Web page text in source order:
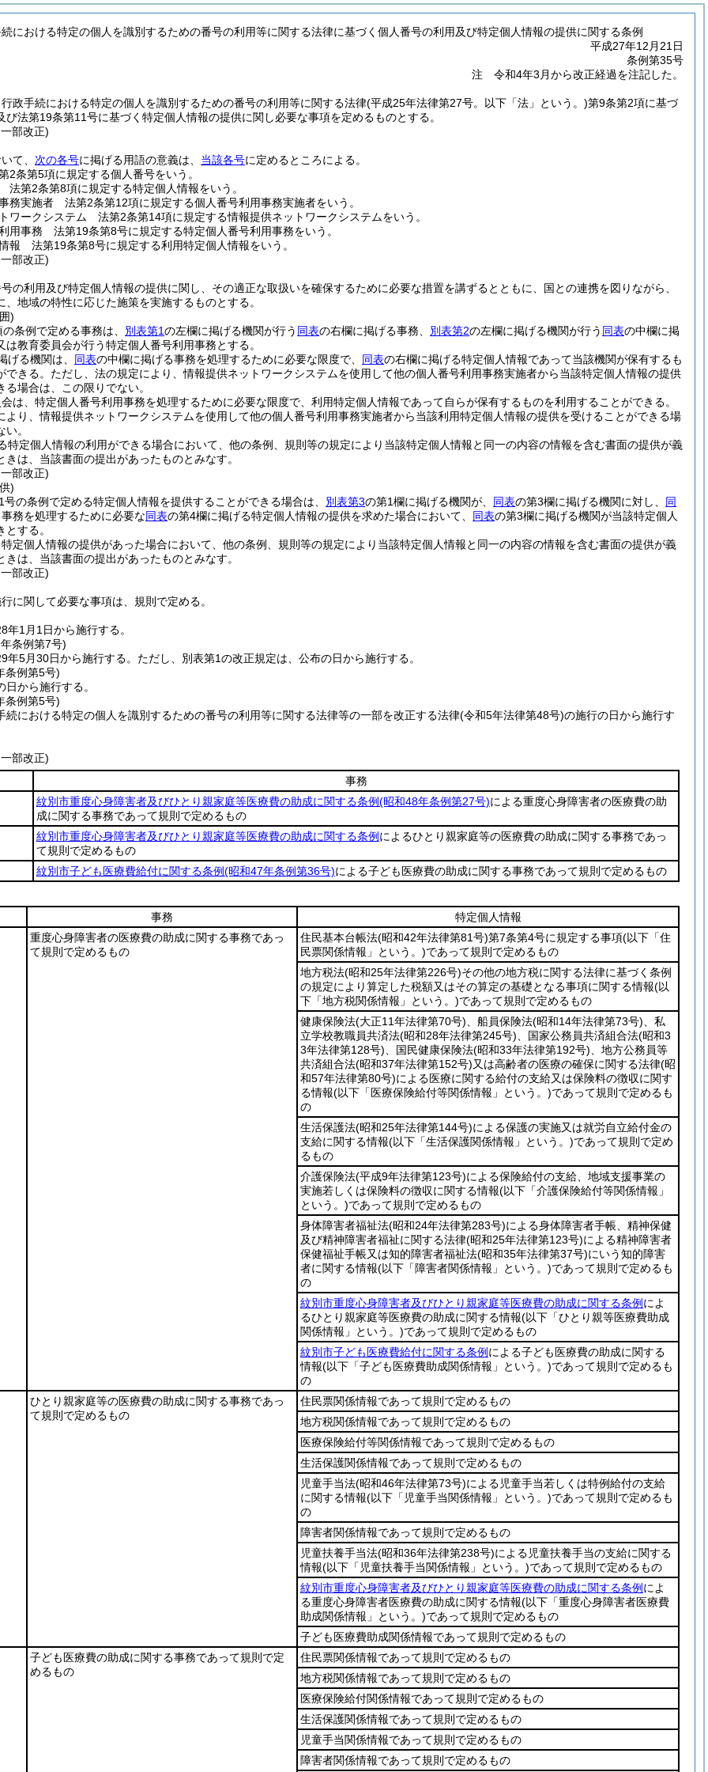
における特定の個人を識別するための番号の利用等に関する法律に基づく個人番号の利用及び特定個人情報の提供に関する条例
平成27年12月21日
条例第35号
注 令和4年3月から改正経過を注記した。
政手続における特定の個人を識別するための番号の利用等に関する法律(平成25年法律第27号。以下「法」という。)第9条第2項に基づ
び法第19条第11号に基づく特定個人情報の提供に関し必要な事項を定めるものとする。
部改正)
て、 次の各号に掲げる用語の意義は、 当該各号に定めるところによる。
条第5項に規定する個人番号をいう。
第2条第8項に規定する特定個人情報をいう。
務実施者 法第2条第12項に規定する個人番号利用事務実施者をいう。
ワークシステム 法第2条第14項に規定する情報提供ネットワークシステムをいう。
用事務 法第19条第8号に規定する特定個人番号利用事務をいう。
報 法第19条第8号に規定する利用特定個人情報をいう。
部改正)
の利用及び特定個人情報の提供に関し、その適正な取扱いを確保するために必要な措置を講ずるとともに、国との連携を図りながら、
、地域の特性に応じた施策を実施するものとする。
)
条例で定める事務は、 別表第1の左欄に掲げる機関が行う 同表の右欄に掲げる事務、 別表第2の左欄に掲げる機関が行う 同表の中欄に掲
は教育委員会が行う特定個人番号利用事務とする。
げる機関は、 同表の中欄に掲げる事務を処理するために必要な限度で、 同表の右欄に掲げる特定個人情報であって当該機関が保有するも
きる。 ただし、法の規定により、情報提供ネットワークシステムを使用して他の個人番号利用事務実施者から当該特定個人情報の提供
場合は、この限りでない。
は、特定個人番号利用事務を処理するために必要な限度で、利用特定個人情報であって自らが保有するものを利用することができる。
より、情報提供ネットワークシステムを使用して他の個人番号利用事務実施者から当該利用特定個人情報の提供を受けることができる場
。
特定個人情報の利用ができる場合において、他の条例、規則等の規定により当該特定個人情報と同一の内容の情報を含む書面の提供が義
きは、当該書面の提出があったものとみなす。
部改正)
)
の条例で定める特定個人情報を提供することができる場合は、 別表第3の第1欄に掲げる機関が、 同表の第3欄に掲げる機関に対し、 同
務を処理するために必要な同表の第4欄に掲げる特定個人情報の提供を求めた場合において、 同表の第3欄に掲げる機関が当該特定個人
する。
定個人情報の提供があった場合において、他の条例、規則等の規定により当該特定個人情報と同一の内容の情報を含む書面の提供が義
きは、当該書面の提出があったものとみなす。
部改正)
に関して必要な事項は、規則で定める。
年1月1日から施行する。
条例第7号)
年5月30日から施行する。 ただし、別表第1の改正規定は、公布の日から施行する。
条例第5号)
から施行する。
条例第5号)
続における特定の個人を識別するための番号の利用等に関する法律等の一部を改正する法律(令和5年法律第48号)の施行の日から施行す
部改正)
事務
紋別市重度心身障害者及びひとり親家庭等医療費の助成に関する条例(昭和48年条例第27号)による重度心身障害者の医療費の助
成に関する事務であって規則で定めるもの
紋別市重度心身障害者及びひとり親家庭等医療費の助成に関する条例 によるひとり親家庭等の医療費の助成に関する事務であっ
て規則で定めるもの
紋別市子ども医療費給付に関する条例(昭和47年条例第36号)による子ども医療費の助成に関する事務であって規則で定めるもの
事務
特定個人情報
重度心身障害者の医療費の助成に関する事務であっ
て規則で定めるもの
住民基本台帳法(昭和42年法律第81号)第7条第4号に規定する事項(以下「住
民票関係情報」という。)であって規則で定めるもの
地方税法(昭和25年法律第226号)その他の地方税に関する法律に基づく条例
の規定により算定した税額又はその算定の基礎となる事項に関する情報(以
下「地方税関係情報」という。)であって規則で定めるもの
健康保険法(大正11年法律第70号) 、船員保険法(昭和14年法律第73号) 、私
立学校教職員共済法(昭和28年法律第245号) 、国家公務員共済組合法(昭和3
3年法律第128号) 、国民健康保険法(昭和33年法律第192号) 、地方公務員等
共済組合法(昭和37年法律第152号)又は高齢者の医療の確保に関する法律(昭
和57年法律第80号)による医療に関する給付の支給又は保険料の徴収に関す
る情報(以下「医療保険給付等関係情報」という。)であって規則で定めるも
の
生活保護法(昭和25年法律第144号)による保護の実施又は就労自立給付金の
支給に関する情報(以下「生活保護関係情報」という。)であって規則で定め
るもの
介護保険法(平成9年法律第123号)による保険給付の支給、地域支援事業の
実施若しくは保険料の徴収に関する情報(以下「介護保険給付等関係情報」
という。)であって規則で定めるもの
身体障害者福祉法(昭和24年法律第283号)による身体障害者手帳、精神保健
及び精神障害者福祉に関する法律(昭和25年法律第123号)による精神障害者
保健福祉手帳又は知的障害者福祉法(昭和35年法律第37号)にいう知的障害
者に関する情報(以下「障害者関係情報」という。)であって規則で定めるも
の
紋別市重度心身障害者及びひとり親家庭等医療費の助成に関する条例 によ
るひとり親家庭等医療費の助成に関する情報(以下「ひとり親等医療費助成
関係情報」という。)であって規則で定めるもの
紋別市子ども医療費給付に関する条例 による子ども医療費の助成に関する
情報(以下「子ども医療費助成関係情報」という。)であって規則で定めるも
の
ひとり親家庭等の医療費の助成に関する事務であっ
て規則で定めるもの
住民票関係情報であって規則で定めるもの
地方税関係情報であって規則で定めるもの
医療保険給付等関係情報であって規則で定めるもの
生活保護関係情報であって規則で定めるもの
児童手当法(昭和46年法律第73号)による児童手当若しくは特例給付の支給
に関する情報(以下「児童手当関係情報」という。)であって規則で定めるも
の
障害者関係情報であって規則で定めるもの
児童扶養手当法(昭和36年法律第238号)による児童扶養手当の支給に関する
情報(以下「児童扶養手当関係情報」という。)であって規則で定めるもの
紋別市重度心身障害者及びひとり親家庭等医療費の助成に関する条例 によ
る重度心身障害者医療費の助成に関する情報(以下「重度心身障害者医療費
助成関係情報」という。)であって規則で定めるもの
子ども医療費助成関係情報であって規則で定めるもの
子ども医療費の助成に関する事務であって規則で定
めるもの
住民票関係情報であって規則で定めるもの
地方税関係情報であって規則で定めるもの
医療保険給付関係情報であって規則で定めるもの
生活保護関係情報であって規則で定めるもの
児童手当関係情報であって規則で定めるもの
障害者関係情報であって規則で定めるもの